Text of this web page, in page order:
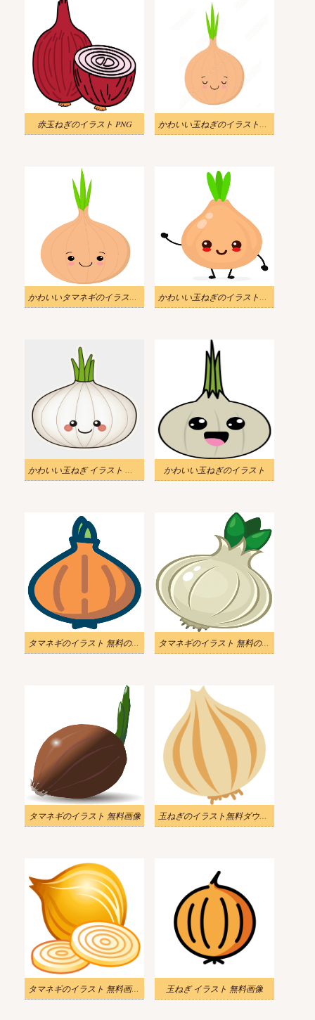
赤玉ねぎのイラスト PNG かわいい玉ねぎのイラスト画像
かわいいタマネギのイラスト PNG かわいい玉ねぎのイラストを無料で
かわいい玉ねぎ イラスト 無料 かわいい玉ねぎのイラスト
タマネギのイラスト 無料のPNG画像 タマネギのイラスト 無料の写真
タマネギのイラスト 無料画像 玉ねぎのイラスト無料ダウンロード
タマネギのイラスト 無料画像 2 玉ねぎ イラスト 無料画像